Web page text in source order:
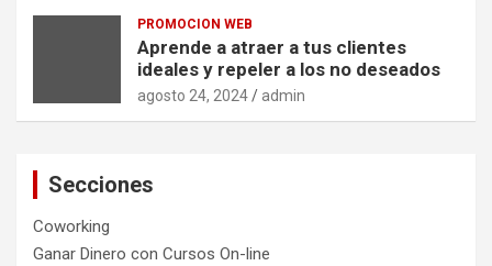
PROMOCION WEB
Aprende a atraer a tus clientes
ideales y repeler a los no deseados
agosto 24, 2024 admin
Secciones
Coworking
Ganar Dinero con Cursos On-line